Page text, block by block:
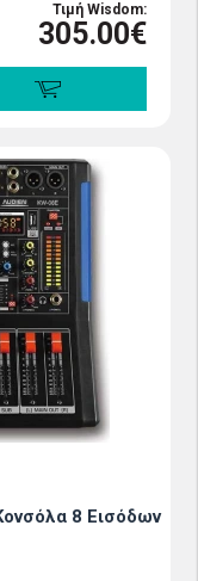
Τιμή Wisdom:
305.00€
8 Εισόδων